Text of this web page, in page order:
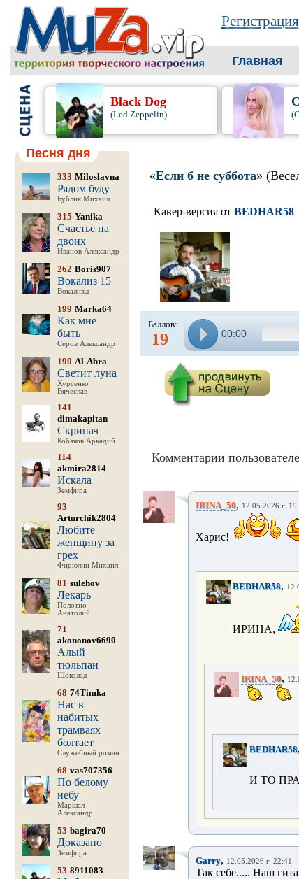
Регистрация
Главная
Black Dog
(Led Zeppelin)
Песня дня
333 Miloslavna
Рядом буду
Бублик Михаил
315 Yanika
Счастье на
двоих
Иванов Александр
262 Boris907
Вокализ 15
Вокализы
199 Marka64
Как мне
быть
Серов Александр
190 Al-Abra
Светит луна
Хурсенко
Вячеслав
141
dimakapitan
Скрипач
Кобяков Аркадий
114
akmira2814
Искала
Земфира
93
Arturchik2804
Любите
женщину за
грех
Фирюлин Михаил
81 sulehov
Лекарь
Полотно
Анатолий
71
akononov6690
Алый
тюльпан
Шоколад
68 74Timka
Нас в
набитых
трамваях
болтает
Служебный роман
68 vas707356
По белому
небу
Маршал
Александр
53 bagira70
Доказано
Земфира
53 8911083
«Если б не суббота»
Кавер-версия от BEDHAR58
Баллов:
19 00:00
Комментарии
IRINA_50, 12.05.2026 г.
Харис!
BEDHAR58,
ИРИНА,
IRINA_50,
BEDHAR58,
И ТО
Garry, 12.05.2026 г. 22:41
Так себе..... Наш